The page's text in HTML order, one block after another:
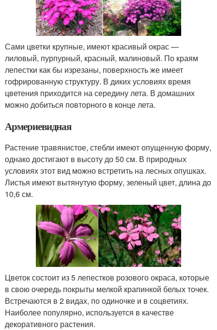
Сами цветки крупные, имеют красивый окрас —
лиловый, пурпурный, красный, малиновый. По краям
лепестки как бы изрезаны, поверхность же имеет
гофрированную структуру. В диких условиях время
цветения приходится на середину лета. В домашних
можно добиться повторного в конце лета.
Армериевидная
Растение травянистое, стебли имеют опущенную форму,
однако достигают в высоту до 50 см. В природных
условиях этот вид можно встретить на лесных опушках.
Листья имеют вытянутую форму, зеленый цвет, длина до
10,6 см.
Цветок состоит из 5 лепестков розового окраса, которые
в свою очередь покрыты мелкой крапинкой белых точек.
Встречаются в 2 видах, по одиночке и в соцветиях.
Наиболее популярно, используется в качестве
декоративного растения.